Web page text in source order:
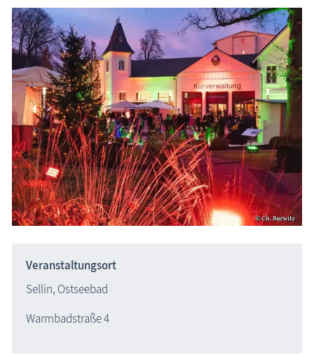
Veranstaltungsort
Sellin, Ostseebad
Warmbadstraße 4